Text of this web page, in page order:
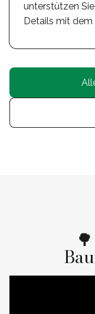
unterstützen
Details mit dem